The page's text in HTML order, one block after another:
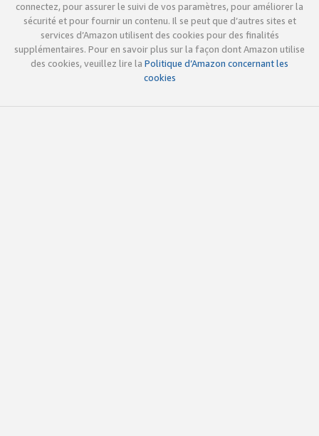
connectez, pour assurer le suivi de vos paramètres, pour améliorer la
sécurité et pour fournir un contenu. Il se peut que d’autres sites et
services d’Amazon utilisent des cookies pour des finalités
supplémentaires. Pour en savoir plus sur la façon dont Amazon utilise
des cookies, veuillez lire la Politique d’Amazon concernant les
cookies